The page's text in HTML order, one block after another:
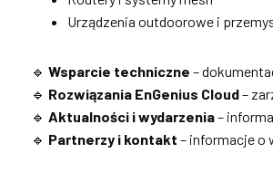
Urządzenia outdoorowe i
🔹Wsparcie techniczne –
🔹 Rozwiązania EnGenius Cloud–
🔹Aktualności i wydarzenia–
🔹 Partnerzy i kontakt – informacje o